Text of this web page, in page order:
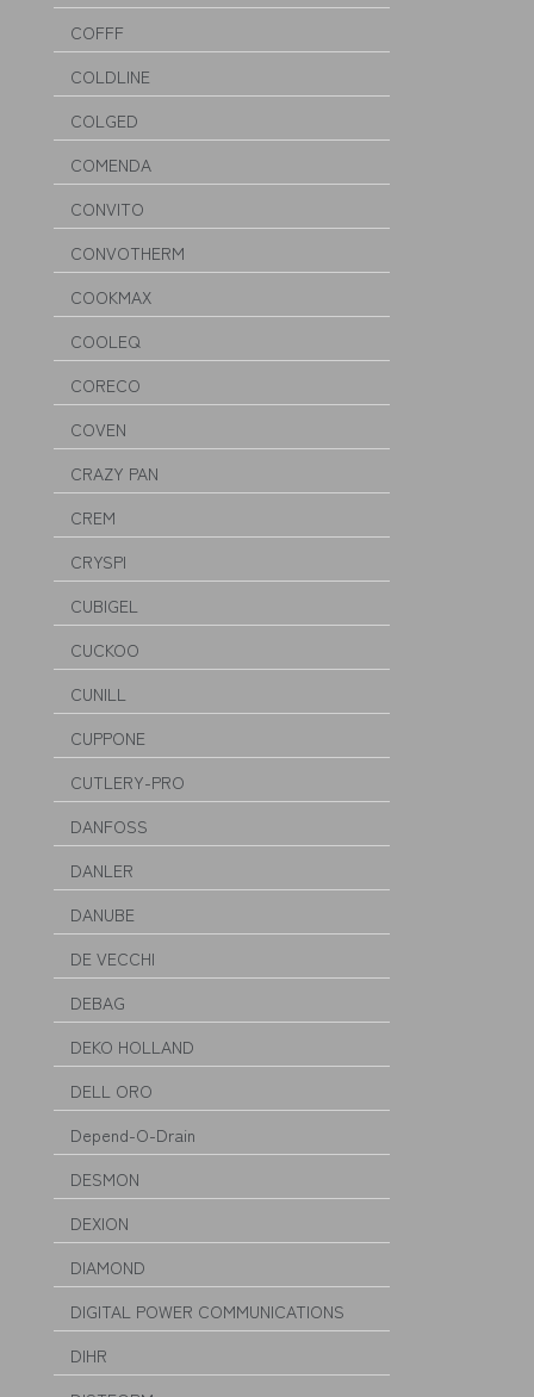
COFFF
COLDLINE
COLGED
COMENDA
CONVITO
CONVOTHERM
COOKMAX
COOLEQ
CORECO
COVEN
CRAZY PAN
CREM
CRYSPI
CUBIGEL
CUCKOO
CUNILL
CUPPONE
CUTLERY-PRO
DANFOSS
DANLER
DANUBE
DE VECCHI
DEBAG
DEKO HOLLAND
DELL ORO
Depend-O-Drain
DESMON
DEXION
DIAMOND
DIGITAL POWER COMMUNICATIONS
DIHR